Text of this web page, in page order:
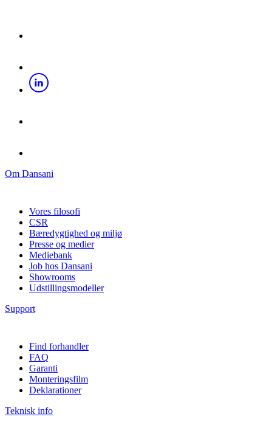
Om Dansani
Vores filosofi
CSR
Bæredygtighed og miljø
Presse og medier
Mediebank
Job hos Dansani
Showrooms
Udstillingsmodeller
Support
Find forhandler
FAQ
Garanti
Monteringsfilm
Deklarationer
Teknisk info